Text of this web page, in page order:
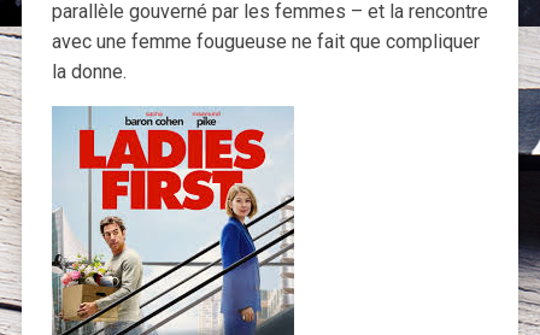
parallèle gouverné par les femmes – et la rencontre
avec une femme fougueuse ne fait que compliquer
la donne.